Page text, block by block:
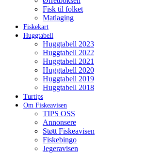
Fisk til folket
Matlaging
Fiskekart
Huggtabell
Huggtabell 2023
Huggtabell 2022
Huggtabell 2021
Huggtabell 2020
Huggtabell 2019
Huggtabell 2018
Turtips
Om Fiskeavisen
TIPS OSS
Annonsere
Støtt Fiskeavisen
Fiskebingo
Jegeravisen